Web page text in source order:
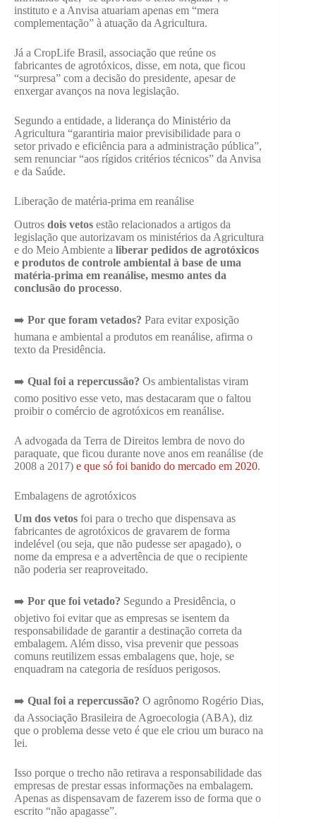
instituto e a Anvisa atuariam apenas em “mera
complementação” à atuação da Agricultura.
Já a CropLife Brasil, associação que reúne os
fabricantes de agrotóxicos, disse, em nota, que ficou
“surpresa” com a decisão do presidente, apesar de
enxergar avanços na nova legislação.
Segundo a entidade, a liderança do Ministério da
Agricultura “garantiria maior previsibilidade para o
setor privado e eficiência para a administração pública”,
sem renunciar “aos rígidos critérios técnicos” da Anvisa
e da Saúde.
Liberação de matéria-prima em reanálise
Outros dois vetos estão relacionados a artigos da
legislação que autorizavam os ministérios da Agricultura
e do Meio Ambiente a liberar pedidos de agrotóxicos
e produtos de controle ambiental à base de uma
matéria-prima em reanálise, mesmo antes da
conclusão do processo.
➡️ Por que foram vetados? Para evitar exposição
humana e ambiental a produtos em reanálise, afirma o
texto da Presidência.
➡️ Qual foi a repercussão? Os ambientalistas viram
como positivo esse veto, mas destacaram que o faltou
proibir o comércio de agrotóxicos em reanálise.
A advogada da Terra de Direitos lembra de novo do
paraquate, que ficou durante nove anos em reanálise (de
2008 a 2017) e que só foi banido do mercado em 2020.
Embalagens de agrotóxicos
Um dos vetos foi para o trecho que dispensava as
fabricantes de agrotóxicos de gravarem de forma
indelével (ou seja, que não pudesse ser apagado), o
nome da empresa e a advertência de que o recipiente
não poderia ser reaproveitado.
➡️ Por que foi vetado? Segundo a Presidência, o
objetivo foi evitar que as empresas se isentem da
responsabilidade de garantir a destinação correta da
embalagem. Além disso, visa prevenir que pessoas
comuns reutilizem essas embalagens que, hoje, se
enquadram na categoria de resíduos perigosos.
➡️ Qual foi a repercussão? O agrônomo Rogério Dias,
da Associação Brasileira de Agroecologia (ABA), diz
que o problema desse veto é que ele criou um buraco na
lei.
Isso porque o trecho não retirava a responsabilidade das
empresas de prestar essas informações na embalagem.
Apenas as dispensavam de fazerem isso de forma que o
escrito “não apagasse”.